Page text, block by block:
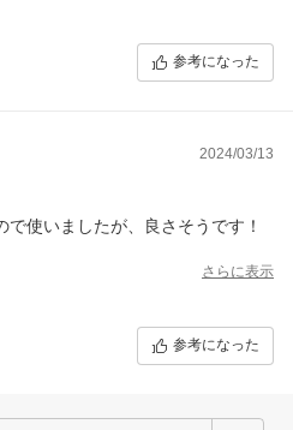
参考になった
2024/03/13
使いましたが、良さそうです！
さらに表示
参考になった